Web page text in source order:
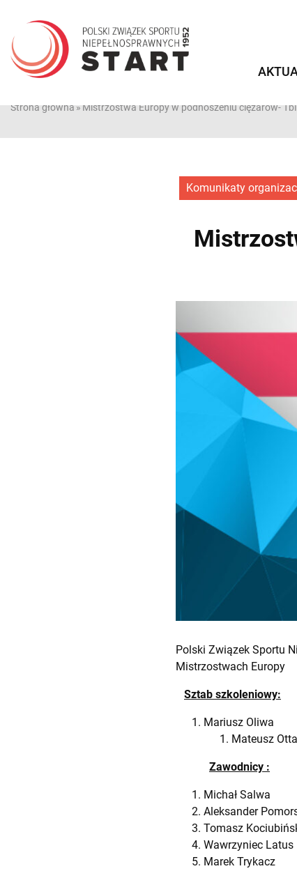
treści
Strona główna»Mistrzostwa Europy w podnoszeniu ciężarów-
Komunikaty
Polski Związek Sportu
Mistrzostwach Europy
Sztab szkoleniowy:
Mariusz
Zawodnicy :
Michał
Aleksander
Tomasz
Marek